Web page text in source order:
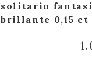
solitario
brillante 0,15 ct